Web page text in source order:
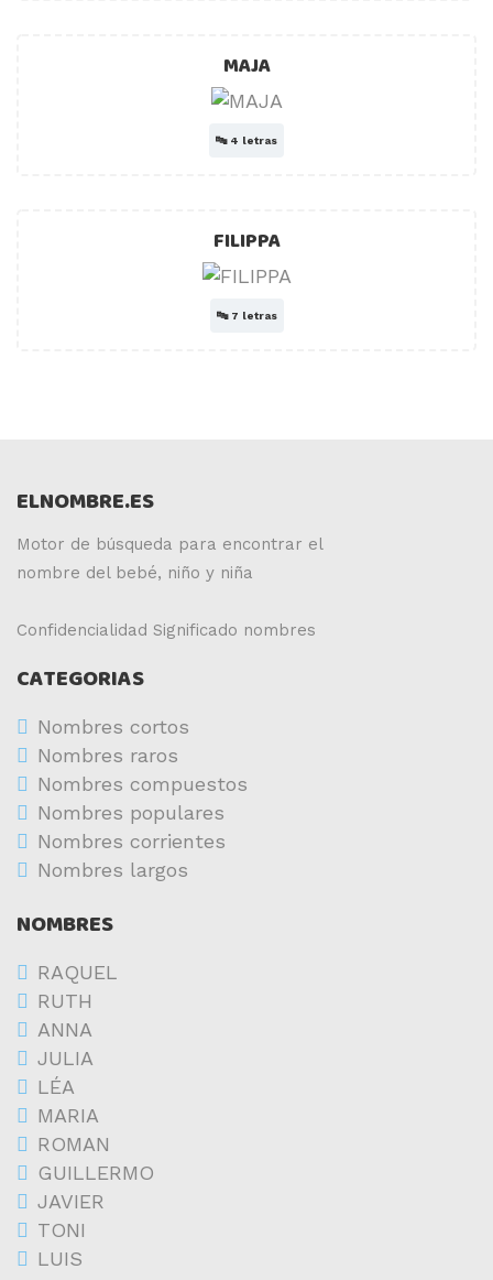
MAJA
🔤 4 letras
FILIPPA
🔤 7 letras
ELNOMBRE.ES
Motor de búsqueda para encontrar el
nombre del bebé, niño y niña
Confidencialidad Significado nombres
CATEGORIAS
Nombres cortos
Nombres raros
Nombres compuestos
Nombres populares
Nombres corrientes
Nombres largos
NOMBRES
RAQUEL
RUTH
ANNA
JULIA
LÉA
MARIA
ROMAN
GUILLERMO
JAVIER
TONI
LUIS